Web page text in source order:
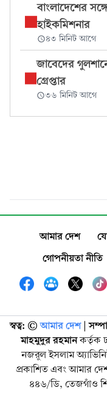
বাংলাদেশের
হাইকমিশনার
৪৩ মিনিট আগে
জাবেদের
গ্রেপ্তার
৩৬ মিনিট আগে
আমার দেশ
গোপনীয়তা নীতি
স্বত্ব: ©️ আমার দেশ|
মাহমুদুর রহমানকর্তৃক
নজরুল ইসলাম
প্রকাশিত এবং আমার
৪৪৬/ডি, তেজগাঁও